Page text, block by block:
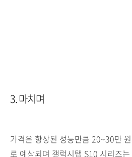
3. 마치며
가격은 향상된 성능만큼 20~30만
로 예상되며 갤럭시탭 S10 시리즈